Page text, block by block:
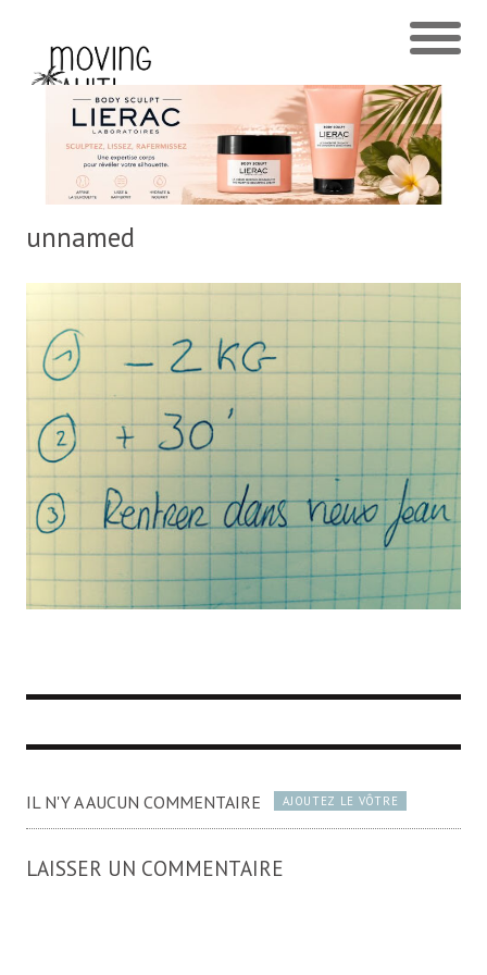
unnamed
IL N'Y A AUCUN COMMENTAIRE AJOUTEZ LE VÔTRE
LAISSER UN COMMENTAIRE